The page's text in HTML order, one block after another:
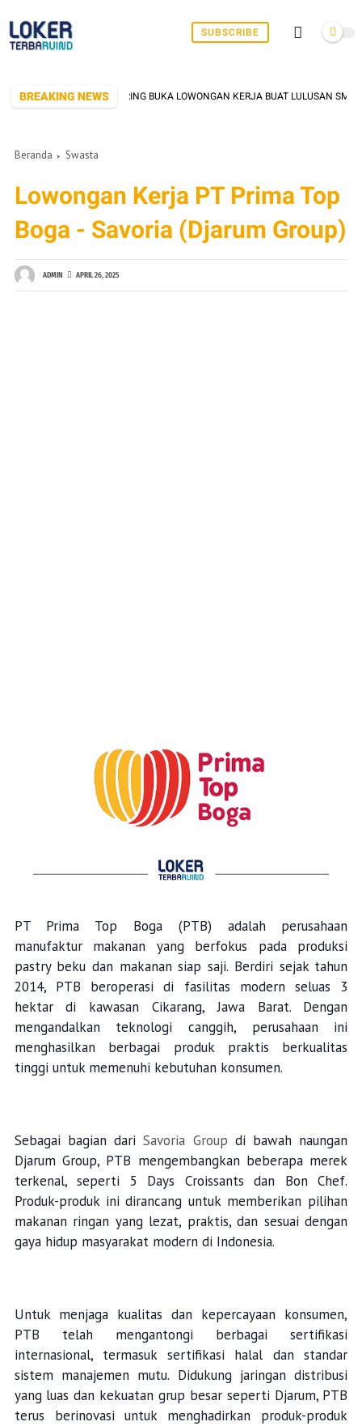
SUBSCRIBE
BREAKING NEWS
DI SERANG YANG SERING BUKA LOWONGAN KERJA BUAT LULUSAN SMK/SMA
Beranda Swasta
Lowongan Kerja PT Prima Top
Boga - Savoria (Djarum Group)
ADMIN APRIL 26, 2025
PT Prima Top Boga (PTB) adalah perusahaan
manufaktur makanan yang berfokus pada produksi
pastry beku dan makanan siap saji. Berdiri sejak tahun
2014, PTB beroperasi di fasilitas modern seluas 3
hektar di kawasan Cikarang, Jawa Barat. Dengan
mengandalkan teknologi canggih, perusahaan ini
menghasilkan berbagai produk praktis berkualitas
tinggi untuk memenuhi kebutuhan konsumen.
Sebagai bagian dariSavoria Group di bawah naungan
Djarum Group, PTB mengembangkan beberapa merek
terkenal, seperti 5 Days Croissants dan Bon Chef.
Produk-produk ini dirancang untuk memberikan pilihan
makanan ringan yang lezat, praktis, dan sesuai dengan
gaya hidup masyarakat modern di Indonesia.
Untuk menjaga kualitas dan kepercayaan konsumen,
PTB telah mengantongi berbagai sertifikasi
internasional, termasuk sertifikasi halal dan standar
sistem manajemen mutu. Didukung jaringan distribusi
yang luas dan kekuatan grup besar seperti Djarum, PTB
terus berinovasi untuk menghadirkan produk-produk